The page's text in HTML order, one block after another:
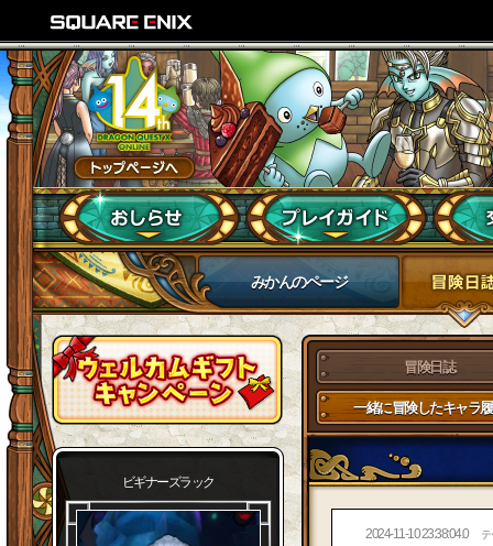
みかんのページ
ビギナーズラック
冒険日誌
一緒に冒険したキャラ
2024-11-10 23:38:04.0 テ